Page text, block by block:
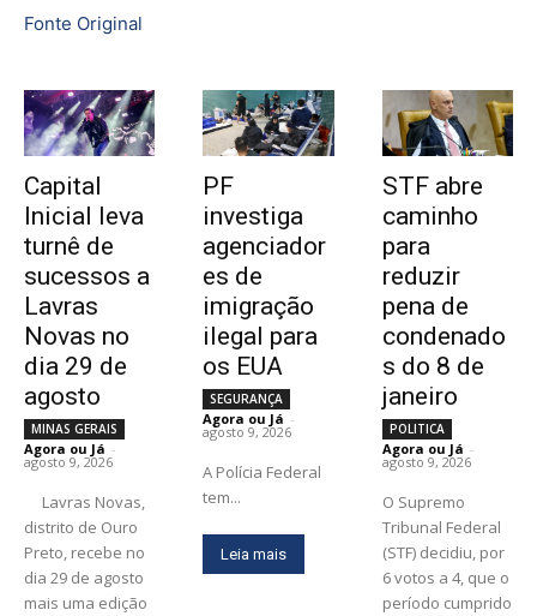
Fonte Original
Capital
Inicial leva
turnê de
sucessos a
Lavras
Novas no
dia 29 de
agosto
MINAS GERAIS
Agora ou Já -
agosto 9, 2026
distrito de Ouro
Preto, recebe no
dia 29 de agosto
mais uma edição
PF
investiga
agenciador
es de
imigração
ilegal para
os EUA
SEGURANÇA
Agora ou Já -
agosto 9, 2026
A Polícia Federal
tem...
Leia mais
STF abre
caminho
para
reduzir
pena de
condenado
s do 8 de
janeiro
POLITICA
Agora ou Já -
agosto 9, 2026
O Supremo
Tribunal Federal
(STF) decidiu, por
6 votos a 4, que o
período cumprido